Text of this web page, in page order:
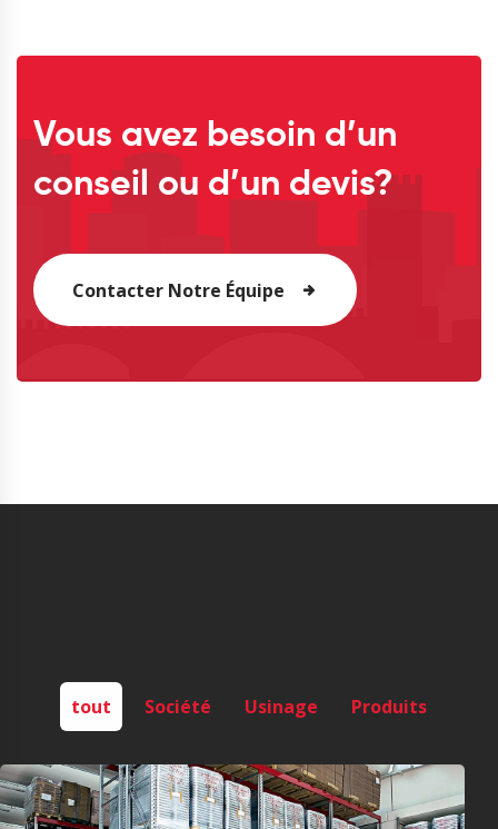
Vous avez besoin d’un
conseil ou d’un devis?
Contacter Notre Équipe
tout Société Usinage Produits